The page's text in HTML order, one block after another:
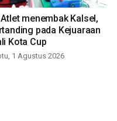
menembak Kalsel,
pada Kejuaraan
Kota Cup
1 Agustus 2026